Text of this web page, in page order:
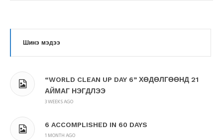
Шинэ мэдээ
“WORLD CLEAN UP DAY 6” ХӨДӨЛГӨӨНД 21
АЙМАГ НЭГДЛЭЭ
3 WEEKS AGO
6 ACCOMPLISHED IN 60 DAYS
1 MONTH AGO